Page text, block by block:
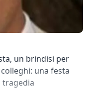
un brindisi per
una festa